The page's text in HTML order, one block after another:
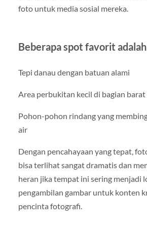
foto untuk media sosial mereka.
Beberapa spot favorit
Tepi danau dengan batuan alami
Area perbukitan kecil di bagian barat
Pohon-pohon rindang yang
air
Dengan pencahayaan yang tepat,
bisa terlihat sangat dramatis dan
heran jika tempat ini sering menjadi
pengambilan gambar untuk konten
pencinta fotografi.